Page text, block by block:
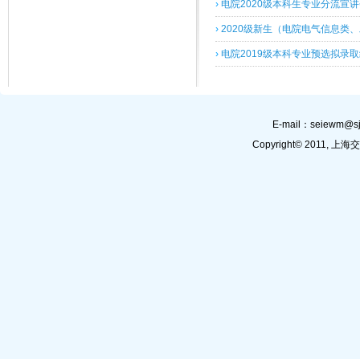
› 电院2020级本科生专业分流宣
› 2020级新生（电院电气信息类、工
› 电院2019级本科专业预选拟录
E-mail：
Copyright© 2011, 上海